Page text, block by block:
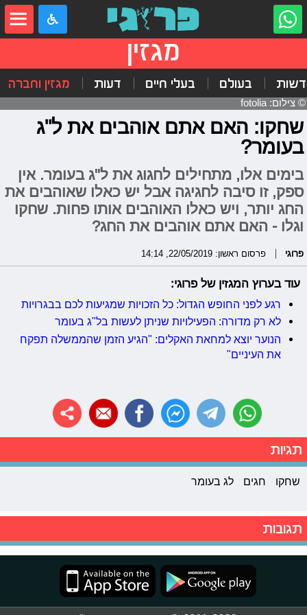
מגזין
בעולם בעלי חיים דעות מגזין וחברה
© צילום: fotolia
שחקו: האם אתם אוהבים את ל"ג
בעומר?
בימים אלו, מתחילים לחגוג את ל"ג בעומר. אין
ספק, זו סיבה לחגיגה אבל יש כאלו שאוהבים את
החג יותר, ויש כאלו האוהבים אותו פחות. שחקו
וגלו - האם אתם אוהבים את החג?
פרוגי פרסום ראשון: 22/05/2019, 14:14
עוד בערוץ המגזין של פרוגי:
רגע לפני החופש הגדול: כל הזכויות שמגיעות לכם בבגרויות
לא רק מדורה: הפעילויות שניתן לעשות בל"ג בעומר
הנוער יוצא למחאת האקלים: "הגיע הזמן שהממשלה תפקח
את העיניים"
תגיות
שחקו חגים לג בעומר
תגובות